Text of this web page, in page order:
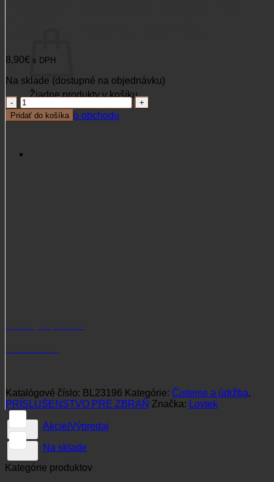
Žiadne produkty v košíku.
Vrátiť sa do obchodu
8,90€ s DPH
Na sklade (dostupné na objednávku)
množstvo
Ballistol
plstenné
čistenie
Pridať do košíka
Katalógové číslo: BL23196 Kategórie: Čistenie a údržba,
PRÍSLUŠENSTVO PRE ZBRAŇ Značka: Lovtek
Akcie/Výpredaj
Na sklade
Kategórie produktov